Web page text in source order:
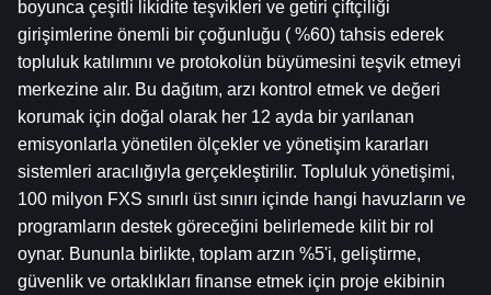
boyunca çeşitli likidite teşvikleri ve getiri çiftçiliği
girişimlerine önemli bir çoğunluğu ( %60) tahsis ederek
topluluk katılımını ve protokolün büyümesini teşvik etmeyi
merkezine alır. Bu dağıtım, arzı kontrol etmek ve değeri
korumak için doğal olarak her 12 ayda bir yarılanan
emisyonlarla yönetilen ölçekler ve yönetişim kararları
sistemleri aracılığıyla gerçekleştirilir. Topluluk yönetişimi,
100 milyon FXS sınırlı üst sınırı içinde hangi havuzların ve
programların destek göreceğini belirlemede kilit bir rol
oynar. Bununla birlikte, toplam arzın %5'i, geliştirme,
güvenlik ve ortaklıkları finanse etmek için proje ekibinin